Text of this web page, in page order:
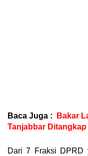
Baca Juga :
Bakar
Tanjabbar
Dari 7 Fraksi DPRD